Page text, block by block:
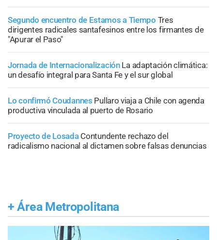
Segundo encuentro de Estamos a Tiempo Tres
dirigentes radicales santafesinos entre los firmantes de
"Apurar el Paso"
Jornada de Internacionalización La adaptación climática:
un desafío integral para Santa Fe y el sur global
Lo confirmó Coudannes Pullaro viaja a Chile con agenda
productiva vinculada al puerto de Rosario
Proyecto de Losada Contundente rechazo del
radicalismo nacional al dictamen sobre falsas denuncias
+ Área Metropolitana